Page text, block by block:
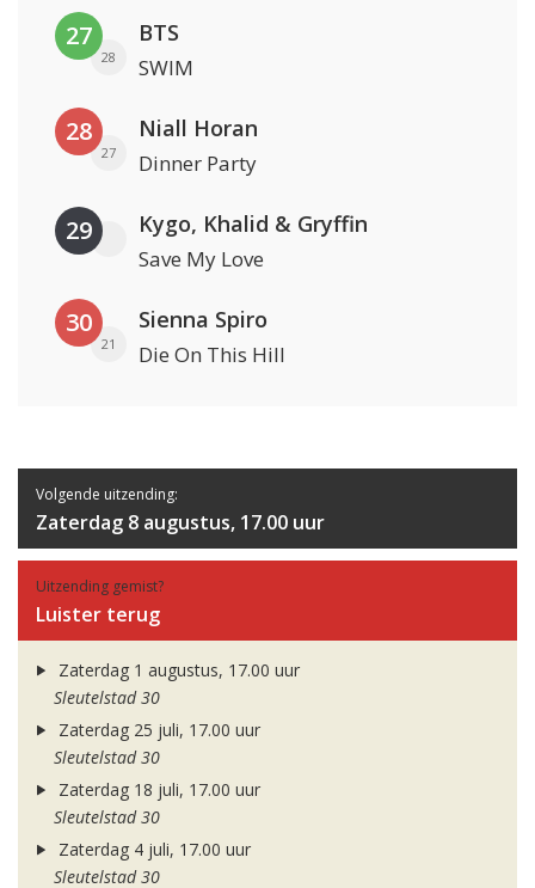
27
28
BTS
SWIM
28
27
Niall Horan
Dinner Party
29 Kygo, Khalid & Gryffin
Save My Love
30
21
Sienna Spiro
Die On This Hill
Volgende uitzending:
Zaterdag 8 augustus, 17.00 uur
Uitzending gemist?
Luister terug
Zaterdag 1 augustus, 17.00 uur
Sleutelstad 30
Zaterdag 25 juli, 17.00 uur
Sleutelstad 30
Zaterdag 18 juli, 17.00 uur
Sleutelstad 30
Zaterdag 4 juli, 17.00 uur
Sleutelstad 30